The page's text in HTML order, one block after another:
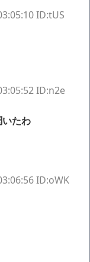
ID:tUS
ID:n2e
たわ
ID:oWK